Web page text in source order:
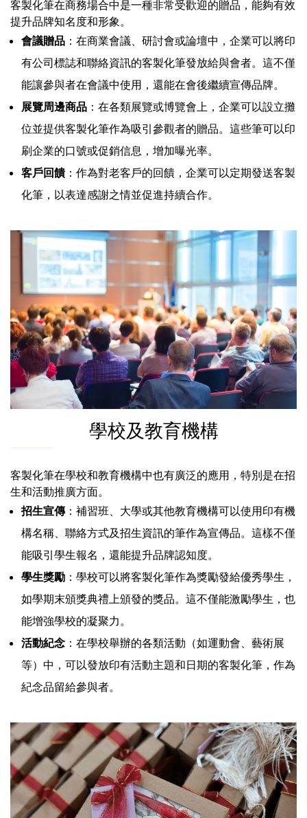
客製化筆在商務場合中是一種非常受歡迎的贈品，能夠有效
提升品牌知名度和形象。
會議贈品 ：在商業會議、研討會或論壇中，企業可以將印
有公司標誌和聯絡資訊的客製化筆發放給與會者。這不僅
能讓參與者在會議中使用，還能在會後繼續宣傳品牌。
展覽周邊商品 ：在各類展覽或博覽會上，企業可以設立攤
位並提供客製化筆作為吸引參觀者的贈品。這些筆可以印
刷企業的口號或促銷信息，增加曝光率。
客戶回饋：作為對老客戶的回饋，企業可以定期發送客製
化筆，以表達感謝之情並促進持續合作。
學校及教育機構
客製化筆在學校和教育機構中也有廣泛的應用，特別是在招
生和活動推廣方面。
招生宣傳：補習班、大學或其他教育機構可以使用印有機
構名稱、聯絡方式及招生資訊的筆作為宣傳品。這樣不僅
能吸引學生報名，還能提升品牌認知度。
學生獎勵 ：學校可以將客製化筆作為獎勵發給優秀學生，
如學期末頒獎典禮上頒發的獎品。這不僅能激勵學生，也
能增強學校的凝聚力。
活動紀念 ：在學校舉辦的各類活動（如運動會、藝術展
等）中，可以發放印有活動主題和日期的客製化筆，作為
紀念品留給參與者。